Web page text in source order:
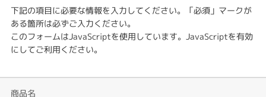
下記の項目に必要な情報を入力してください。「必須」マークが
ある箇所は必ずご入力ください。
このフォームはJavaScriptを使用しています。JavaScriptを有効
にしてご利用ください。
商品名